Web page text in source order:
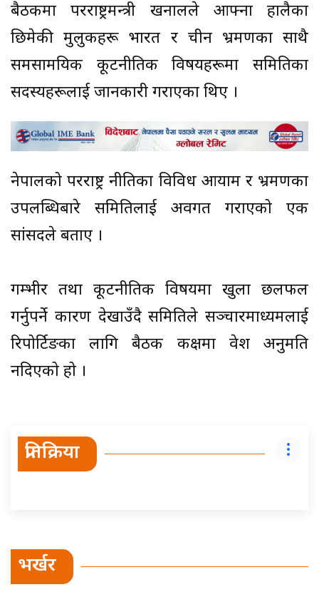
बैठकमा परराष्ट्रमन्त्री खनालले आफ्ना हालैका
छिमेकी मुलुकहरू भारत र चीन भ्रमणका साथै
समसामयिक कूटनीतिक विषयहरूमा समितिका
सदस्यहरूलाई जानकारी गराएका थिए ।
नेपालको परराष्ट्र नीतिका विविध आयाम र भ्रमणका
उपलब्धिबारे समितिलाई अवगत गराएको एक
सांसदले बताए ।
गम्भीर तथा कूटनीतिक विषयमा खुला छलफल
गर्नुपर्ने कारण देखाउँदै समितिले सञ्चारमाध्यमलाई
रिपोर्टिङका लागि बैठक कक्षमा प्रवेश अनुमति
नदिएको हो ।
प्रतिक्रिया
भर्खर